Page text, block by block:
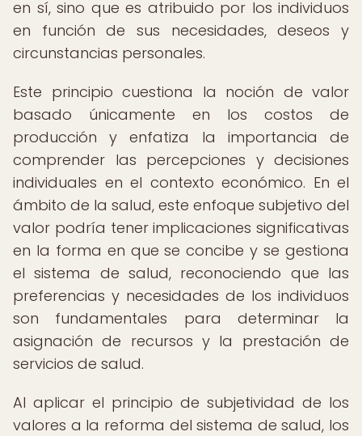
en sí, sino que es atribuido por los individuos
en función de sus necesidades, deseos y
circunstancias personales.
Este principio cuestiona la noción de valor
basado únicamente en los costos de
producción y enfatiza la importancia de
comprender las percepciones y decisiones
individuales en el contexto económico. En el
ámbito de la salud, este enfoque subjetivo del
valor podría tener implicaciones significativas
en la forma en que se concibe y se gestiona
el sistema de salud, reconociendo que las
preferencias y necesidades de los individuos
son fundamentales para determinar la
asignación de recursos y la prestación de
servicios de salud.
Al aplicar el principio de subjetividad de los
valores a la reforma del sistema de salud, los